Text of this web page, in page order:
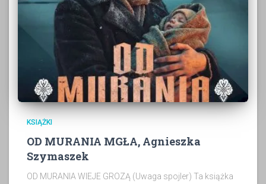
KSIĄŻKI
OD MURANIA MGŁA, Agnieszka
Szymaszek
OD MURANIA WIEJE GROZĄ (Uwaga spojler) Ta książka